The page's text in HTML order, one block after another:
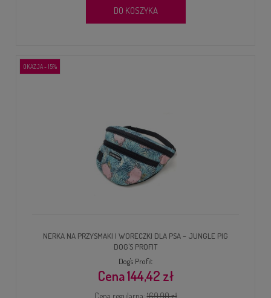
DO KOSZYKA
NERKA NA PRZYSMAKI I WORECZKI DLA PSA – JUNGLE PIG
DOG'S PROFIT
Dog's Profit
144,42 zł
OKAZJA - 15%